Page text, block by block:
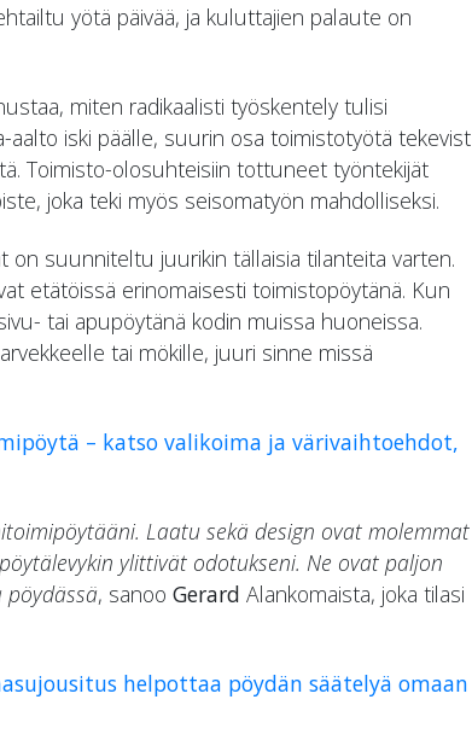
yötä päivää, ja kuluttajien palaute on
miten radikaalisti työskentely tulisi
iski päälle, suurin osa toimistotyötä
Toimisto-olosuhteisiin tottuneet työntekijät
joka teki myös seisomatyön mahdolliseksi.
on suunniteltu juurikin tällaisia tilanteita varten.
etätöissä erinomaisesti toimistopöytänä. Kun
tai apupöytänä kodin muissa huoneissa.
tai mökille, juuri sinne missä
– katso valikoima ja värivaihtoehdot,
Laatu sekä design ovat molemmat
ylittivät odotukseni. Ne ovat paljon
pöydässä, sanoo Gerard Alankomaista, joka tilasi
helpottaa pöydän säätelyä omaan